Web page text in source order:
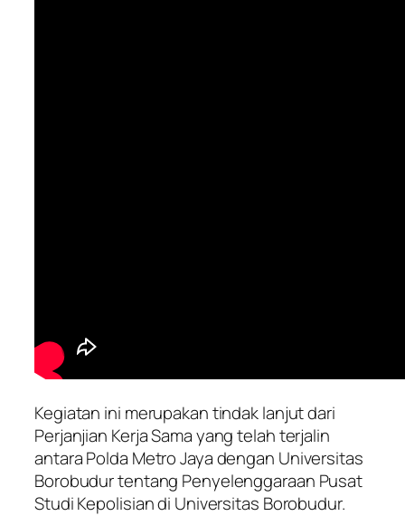
Kegiatan ini merupakan tindak lanjut dari
Perjanjian Kerja Sama yang telah terjalin
antara Polda Metro Jaya dengan Universitas
Borobudur tentang Penyelenggaraan Pusat
Studi Kepolisian di Universitas Borobudur.